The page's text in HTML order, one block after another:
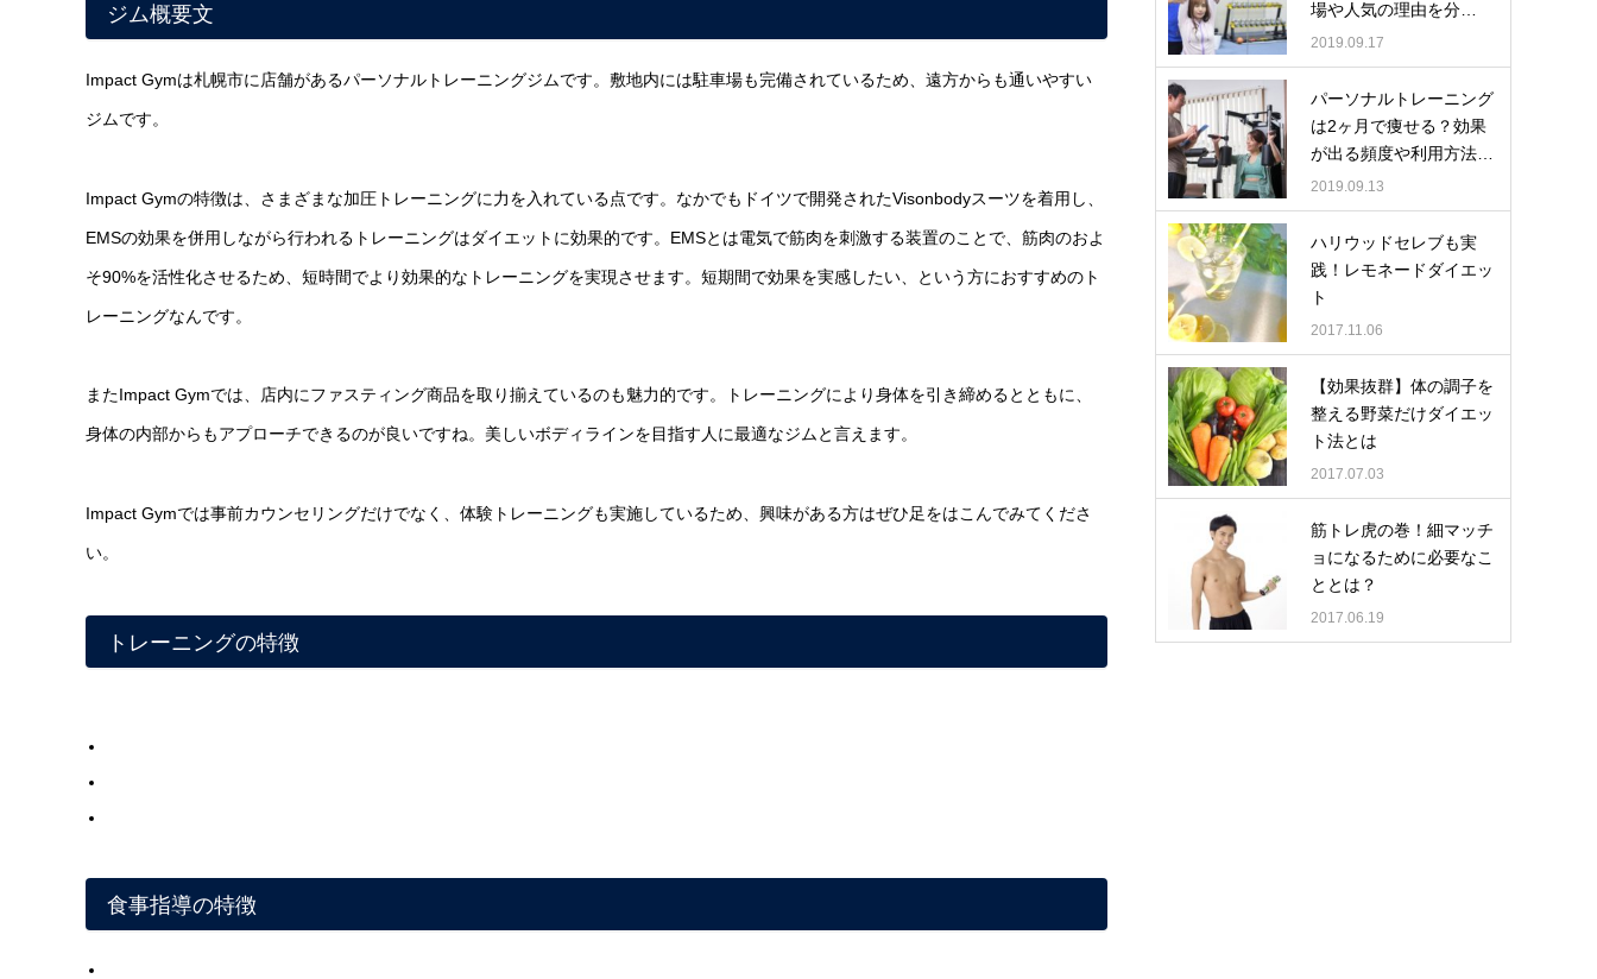
ジム概要文
Impact Gymは札幌市に店舗があるパーソナルトレーニングジムです。敷地内には駐車場も完備されているため、遠方からも通いやすい
ジムです。
Impact Gymの特徴は、さまざまな加圧トレーニングに力を入れている点です。なかでもドイツで開発されたVisonbodyスーツを着用し、
EMSの効果を併用しながら行われるトレーニングはダイエットに効果的です。EMSとは電気で筋肉を刺激する装置のことで、筋肉のおよ
そ90%を活性化させるため、短時間でより効果的なトレーニングを実現させます。短期間で効果を実感したい、という方におすすめのト
レーニングなんです。
またImpact Gymでは、店内にファスティング商品を取り揃えているのも魅力的です。トレーニングにより身体を引き締めるとともに、
身体の内部からもアプローチできるのが良いですね。美しいボディラインを目指す人に最適なジムと言えます。
Impact Gymでは事前カウンセリングだけでなく、体験トレーニングも実施しているため、興味がある方はぜひ足をはこんでみてくださ
い。
トレーニングの特徴
食事指導の特徴
場や人気の理由を分…
2019.09.17
パーソナルトレーニング
は2ヶ月で痩せる？効果
が出る頻度や利用方法…
2019.09.13
ハリウッドセレブも実
践！レモネードダイエッ
ト
2017.11.06
【効果抜群】体の調子を
整える野菜だけダイエッ
ト法とは
2017.07.03
筋トレ虎の巻！細マッチ
ョになるために必要なこ
ととは？
2017.06.19